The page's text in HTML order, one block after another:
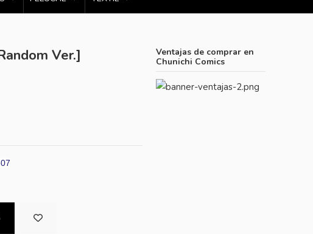
Ver.]
Ventajas de comprar en
Chunichi Comics